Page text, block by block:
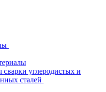
углеродистых и
сталей